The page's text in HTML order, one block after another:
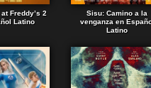
Freddy’s 2
Latino
Sisu: Camino a la
venganza en
Latino